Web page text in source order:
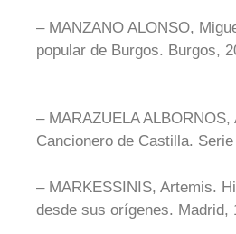
– MANZANO ALONSO,
popular de Burgos. Burgos,
– MARAZUELA ALBORNOS,
Cancionero de Castilla.
– MARKESSINIS, Artemis.
desde sus orígenes. Madrid,